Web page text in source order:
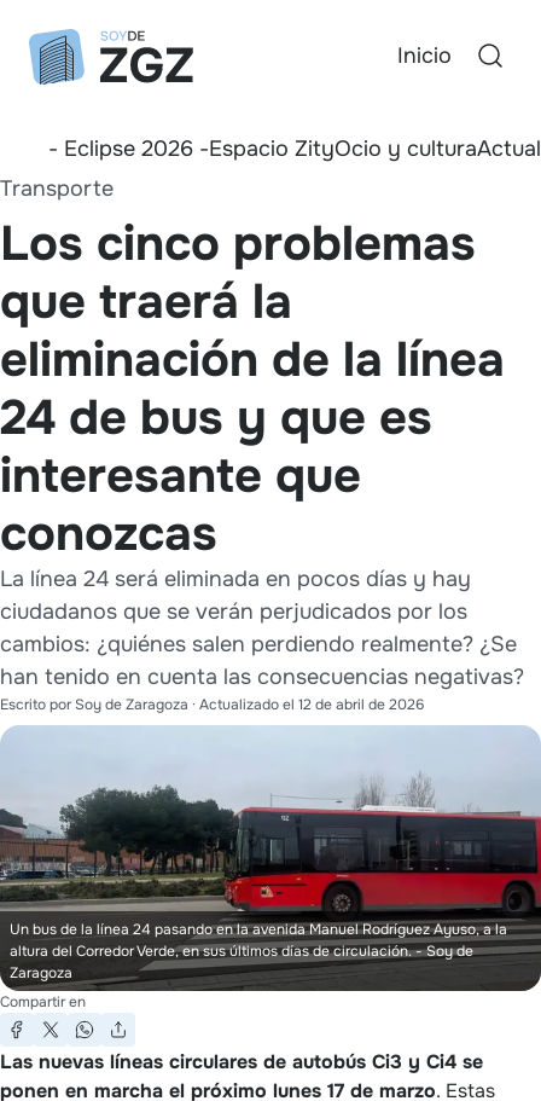
Inicio
- Eclipse 2026 -Espacio ZityOcio y cultura
Transporte
Los cinco problemas
que traerá la
eliminación de la línea
24 de bus y que es
interesante que
conozcas
La línea 24 será eliminada en pocos días y hay
ciudadanos que se verán perjudicados por los
cambios: ¿quiénes salen perdiendo realmente? ¿Se
han tenido en cuenta las consecuencias negativas?
Escrito porSoy de Zaragoza · Actualizado el 12 de abril de 2026
Un bus de la línea 24 pasando en la avenida Manuel Rodríguez Ayuso, a la
altura del Corredor Verde, en sus últimos días de circulación.- Soy de
Zaragoza
Compartir en
Las nuevas líneas circulares de autobús Ci3 y Ci4 se
ponen en marcha el próximo lunes 17 de marzo. Estas